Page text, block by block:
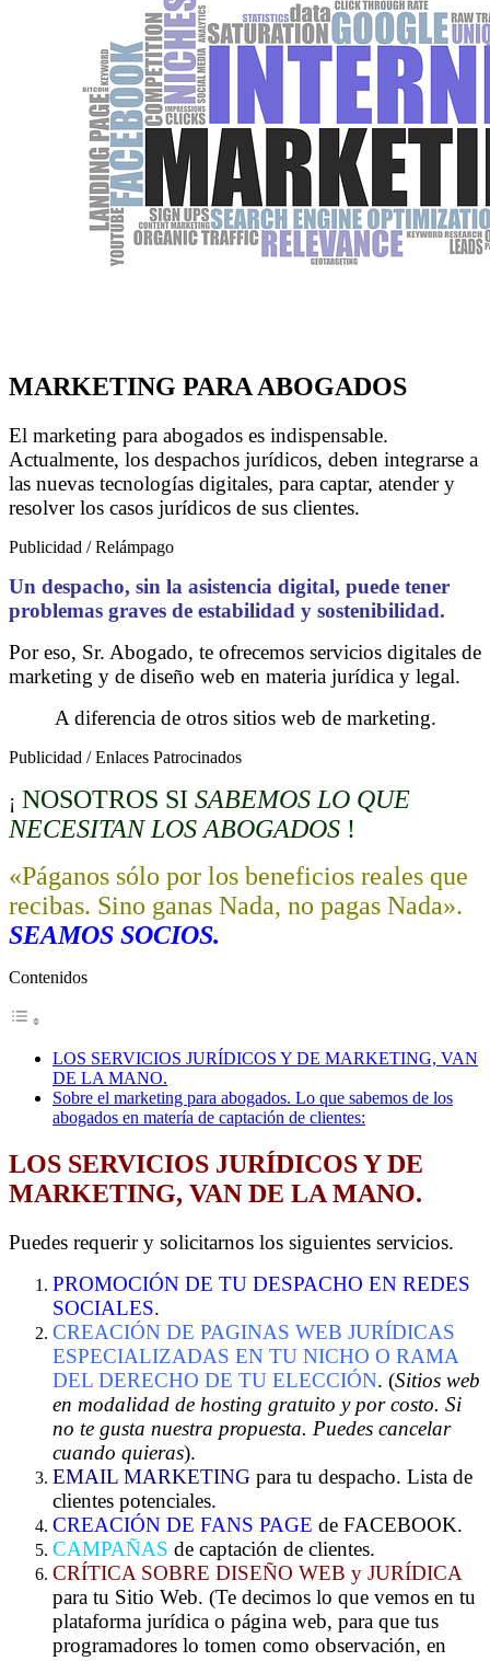
MARKETING PARA ABOGADOS
El marketing para abogados es indispensable.
Actualmente, los despachos jurídicos, deben integrarse a
las nuevas tecnologías digitales, para captar, atender y
resolver los casos jurídicos de sus clientes.
Publicidad / Relámpago
Un despacho, sin la asistencia digital, puede tener
problemas graves de estabilidad y sostenibilidad.
Por eso, Sr. Abogado, te ofrecemos servicios digitales de
marketing y de diseño web en materia jurídica y legal.
A diferencia de otros sitios web de marketing.
Publicidad / Enlaces Patrocinados
¡ NOSOTROS SI SABEMOS LO QUE
NECESITAN LOS ABOGADOS !
«Páganos sólo por los beneficios reales que
recibas. Sino ganas Nada, no pagas Nada».
SEAMOS SOCIOS.
Contenidos
LOS SERVICIOS JURÍDICOS Y DE MARKETING, VAN
DE LA MANO.
Sobre el marketing para abogados. Lo que sabemos de los
abogados en matería de captación de clientes:
LOS SERVICIOS JURÍDICOS Y DE
MARKETING, VAN DE LA MANO.
Puedes requerir y solicitarnos los siguientes servicios.
PROMOCIÓN DE TU DESPACHO EN REDES
SOCIALES.
CREACIÓN DE PAGINAS WEB JURÍDICAS
ESPECIALIZADAS EN TU NICHO O RAMA
DEL DERECHO DE TU ELECCIÓN. (Sitios web
en modalidad de hosting gratuito y por costo. Si
no te gusta nuestra propuesta. Puedes cancelar
cuando quieras).
EMAIL MARKETING para tu despacho. Lista de
clientes potenciales.
CREACIÓN DE FANS PAGE de FACEBOOK.
CAMPAÑAS de captación de clientes.
CRÍTICA SOBRE DISEÑO WEB y JURÍDICA
para tu Sitio Web. (Te decimos lo que vemos en tu
plataforma jurídica o página web, para que tus
programadores lo tomen como observación, en